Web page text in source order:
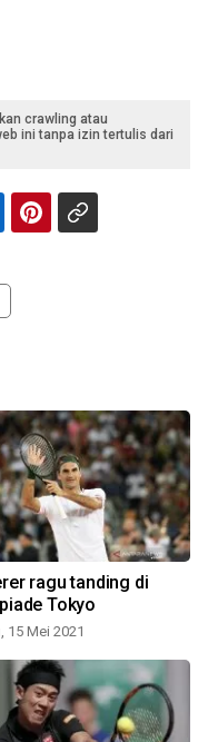
crawling atau
ini tanpa izin tertulis dari
ragu tanding di
Tokyo
15 Mei 2021